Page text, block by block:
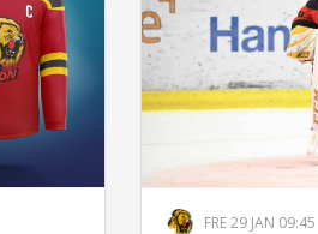
FRE 29 JAN 09:45